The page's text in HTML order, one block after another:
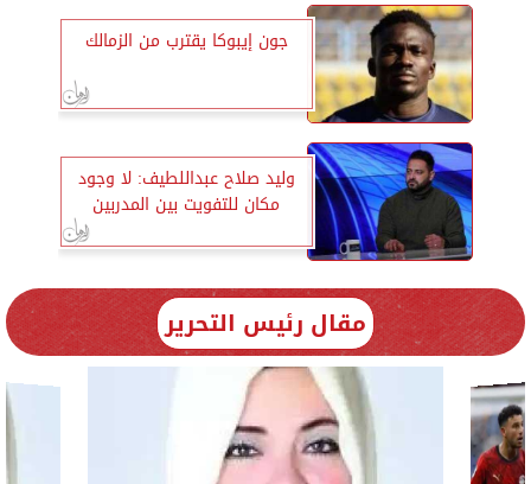
جون إيبوكا يقترب من الزمالك
وليد صلاح عبداللطيف: لا وجود
مكان للتفويت بين المدربين
مقال رئيس التحرير